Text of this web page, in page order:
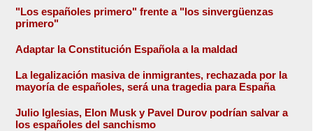
"Los españoles primero" frente a "los sinvergüenzas
primero"
Adaptar la Constitución Española a la maldad
La legalización masiva de inmigrantes, rechazada por la
mayoría de españoles, será una tragedia para España
Julio Iglesias, Elon Musk y Pavel Durov podrían salvar a
los españoles del sanchismo